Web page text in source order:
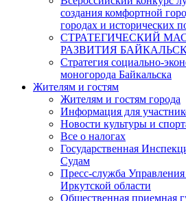
создания комфортной
городах и исторических
СТРАТЕГИЧЕСКИЙ
РАЗВИТИЯ
Стратегия социально-
моногорода Байкальска
Жителям и гостям
Жителям и гостям города
Информация для
Новости культуры и
Все о налогах
Государственная
Судам
Пресс-служба Управления
Иркутской области
Общественная приемная